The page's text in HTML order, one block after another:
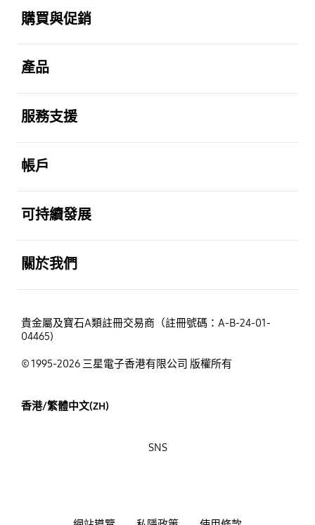
購買與促銷
產品
服務支援
帳戶
可持續發展
關於我們
貴金屬及寶石A類註冊交易商（註冊號碼：A-B-24-01-
04465)
© 1995-2026 三星電子香港有限公司 版權所有
香港/繁體中文(ZH)
SNS